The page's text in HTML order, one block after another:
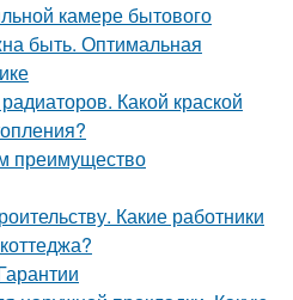
камере бытового
быть. Оптимальная
Какой краской
преимущество
Какие работники